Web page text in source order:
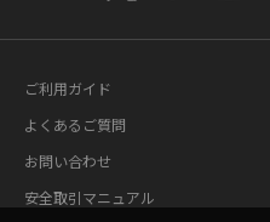
ご利用ガイド
よくあるご質問
お問い合わせ
安全取引マニュアル